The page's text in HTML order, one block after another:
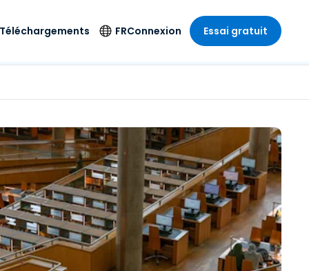
de
sur
Antivirus
Détection et
réponse sur les
terminaux
Accès et contrôle
Wi-Fi Foxpass
Espace de travail
sécurisé Zero Trust
et secteur
& Design
comptabilité
Téléchargements FR
Deutsch
Español
Français
Italiano
Nederlands
Português
Connexion Essai gratuit